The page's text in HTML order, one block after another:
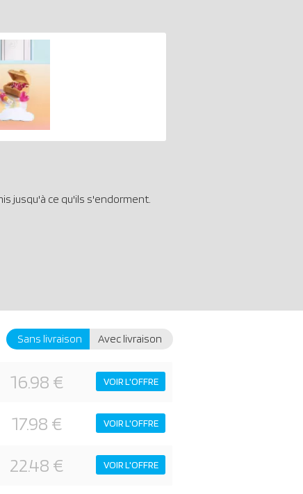
jusqu'à ce qu'ils s'endorment.
Sans livraison Avec livraison
16.98 € VOIR L'OFFRE
17.98 € VOIR L'OFFRE
22.48 € VOIR L'OFFRE